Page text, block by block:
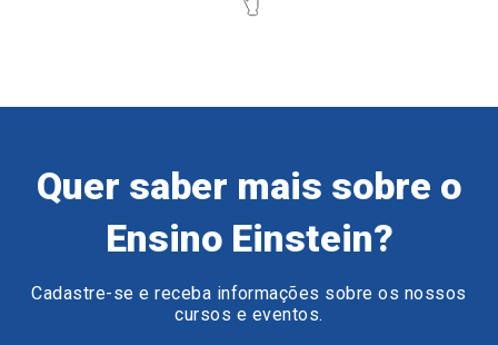
Quer saber mais sobre o
Ensino Einstein?
Cadastre-se e receba informações sobre os nossos
cursos e eventos.